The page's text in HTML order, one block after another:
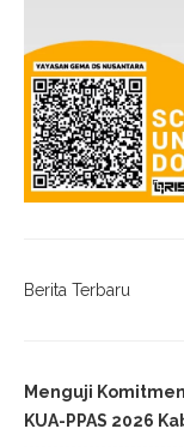
Berita Terbaru
Menguji
KUA-PPAS 2026